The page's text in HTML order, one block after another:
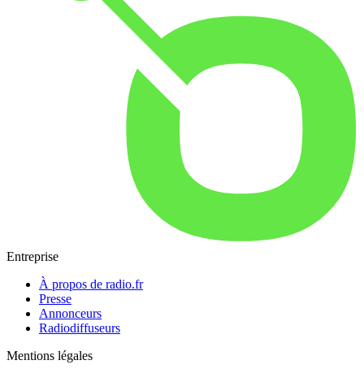
Entreprise
À propos de radio.fr
Presse
Annonceurs
Radiodiffuseurs
Mentions légales